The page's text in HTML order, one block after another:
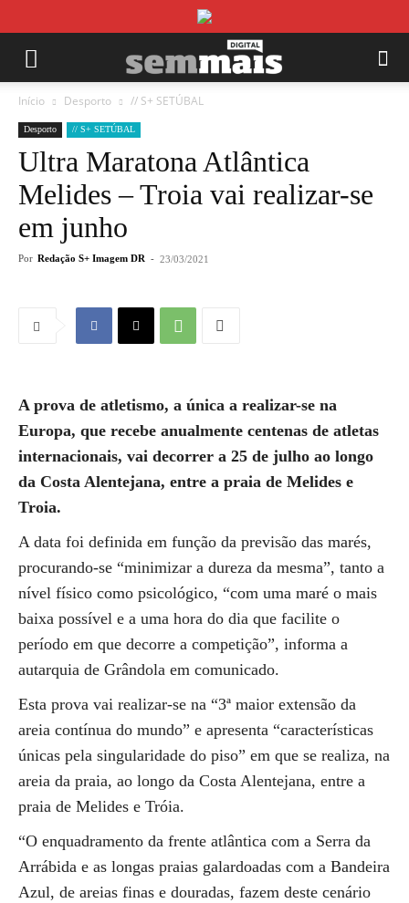
Início Desporto // S+ SETÚBAL
Desporto // S+ SETÚBAL
Ultra Maratona Atlântica
Melides – Troia vai realizar-se
em junho
Por Redação S+ Imagem DR - 23/03/2021
A prova de atletismo, a única a realizar-se na
Europa, que recebe anualmente centenas de atletas
internacionais, vai decorrer a 25 de julho ao longo
da Costa Alentejana, entre a praia de Melides e
Troia.
A data foi definida em função da previsão das marés,
procurando-se “minimizar a dureza da mesma”, tanto a
nível físico como psicológico, “com uma maré o mais
baixa possível e a uma hora do dia que facilite o
período em que decorre a competição”, informa a
autarquia de Grândola em comunicado.
Esta prova vai realizar-se na “3ª maior extensão da
areia contínua do mundo” e apresenta “características
únicas pela singularidade do piso” em que se realiza, na
areia da praia, ao longo da Costa Alentejana, entre a
praia de Melides e Tróia.
“O enquadramento da frente atlântica com a Serra da
Arrábida e as longas praias galardoadas com a Bandeira
Azul, de areias finas e douradas, fazem deste cenário